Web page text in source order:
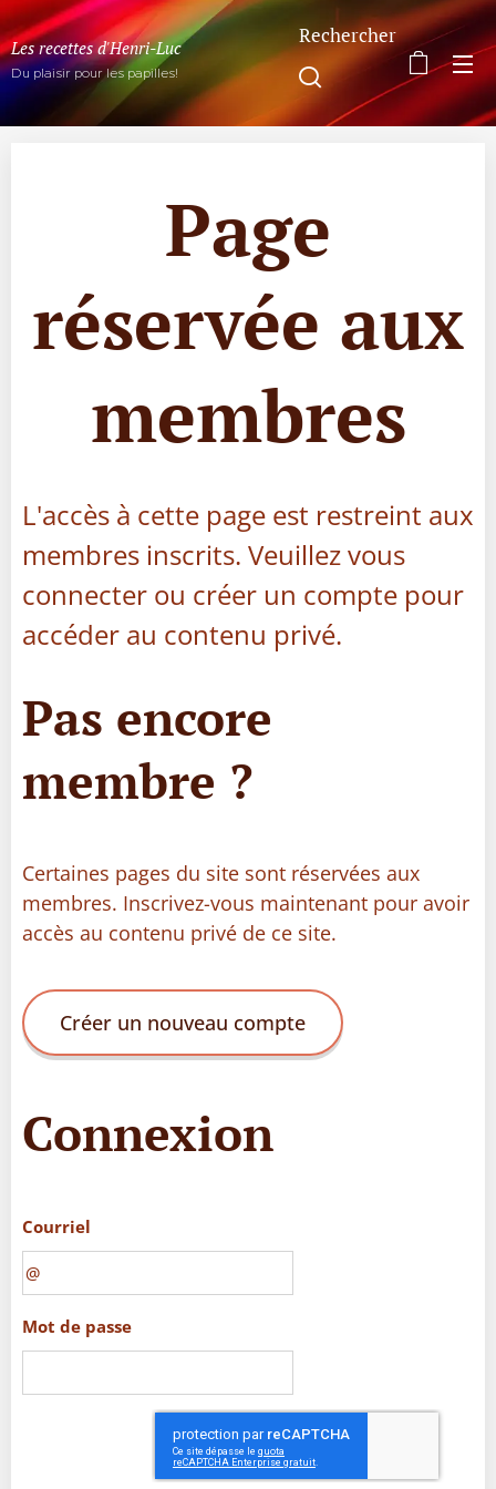
Les recettes d'Henri-Luc
Du plaisir pour les papilles!
Rechercher
Page
réservée aux
membres
L'accès à cette page est restreint aux
membres inscrits. Veuillez vous
connecter ou créer un compte pour
accéder au contenu privé.
Pas encore
membre ?
Certaines pages du site sont réservées aux
membres. Inscrivez-vous maintenant pour avoir
accès au contenu privé de ce site.
Créer un nouveau compte
Connexion
Courriel
Mot de passe